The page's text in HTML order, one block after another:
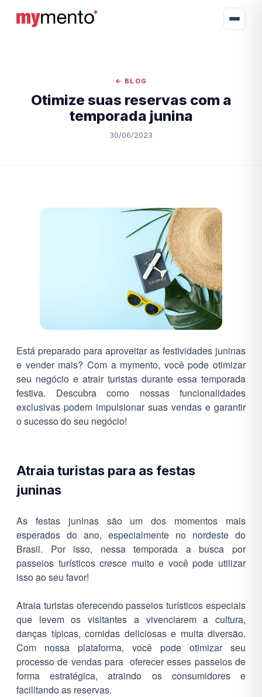
← BLOG
Otimize suas reservas com a
temporada junina
30/06/2023
Está preparado para aproveitar as festividades juninas
e vender mais? Com a mymento, você pode otimizar
seu negócio e atrair turistas durante essa temporada
festiva. Descubra como nossas funcionalidades
exclusivas podem impulsionar suas vendas e garantir
o sucesso do seu negócio!
Atraia turistas para as festas
juninas
As festas juninas são um dos momentos mais
esperados do ano, especialmente no nordeste do
Brasil. Por isso, nessa temporada a busca por
passeios turísticos cresce muito e você pode utilizar
isso ao seu favor!
Atraia turistas oferecendo passeios turísticos especiais
que levem os visitantes a vivenciarem a cultura,
danças típicas, comidas deliciosas e muita diversão.
Com nossa plataforma, você pode otimizar seu
processo de vendas para oferecer esses passeios de
forma estratégica, atraindo os consumidores e
facilitando as reservas.